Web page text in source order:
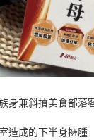
身兼斜摃美食部落
造成的下半身擁腫